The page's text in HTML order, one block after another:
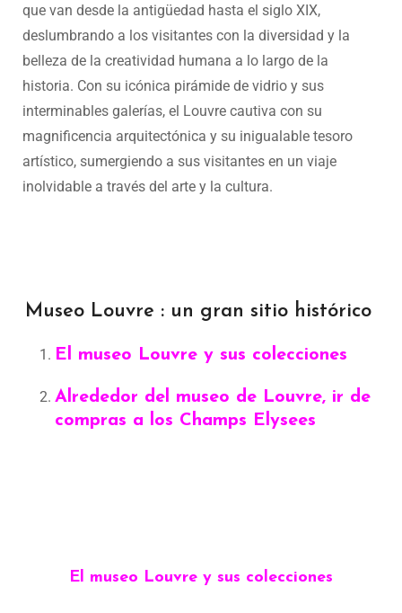
que van desde la antigüedad hasta el siglo XIX,
deslumbrando a los visitantes con la diversidad y la
belleza de la creatividad humana a lo largo de la
historia. Con su icónica pirámide de vidrio y sus
interminables galerías, el Louvre cautiva con su
magnificencia arquitectónica y su inigualable tesoro
artístico, sumergiendo a sus visitantes en un viaje
inolvidable a través del arte y la cultura.
Museo Louvre : un gran sitio histórico
El museo Louvre y sus colecciones
Alrededor del museo de Louvre, ir de
compras a los Champs Elysees
El museo Louvre y sus colecciones